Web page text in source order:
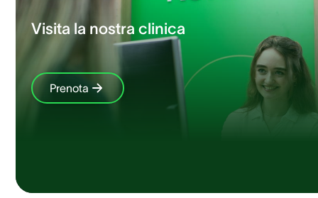
Visita la nostra clinica
Prenota